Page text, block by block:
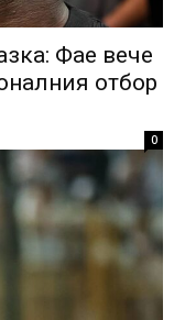
Фае вече
отбор
0